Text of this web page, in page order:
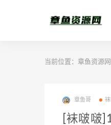
当前位置： 章鱼资源网
章鱼哥
[袜啵啵